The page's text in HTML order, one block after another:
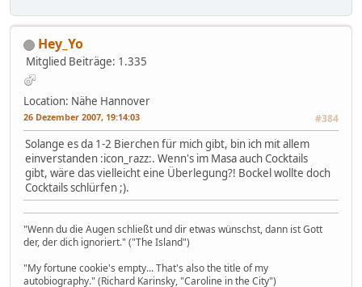
Hey_Yo
Mitglied Beiträge: 1.335
Location: Nähe Hannover
26 Dezember 2007, 19:14:03 #384
Solange es da 1-2 Bierchen für mich gibt, bin ich mit allem
einverstanden :icon_razz:. Wenn's im Masa auch Cocktails
gibt, wäre das vielleicht eine Überlegung?! Bockel wollte doch
Cocktails schlürfen ;).
"Wenn du die Augen schließt und dir etwas wünschst, dann ist Gott
der, der dich ignoriert." ("The Island")
"My fortune cookie's empty... That's also the title of my
autobiography." (Richard Karinsky, "Caroline in the City")